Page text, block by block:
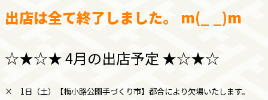
出店は全て終了しました。 m(_ _)m
☆★☆★ 4月の出店予定 ★☆★☆
× 1日（土）【梅小路公園手づくり市】都合により欠場いたします。